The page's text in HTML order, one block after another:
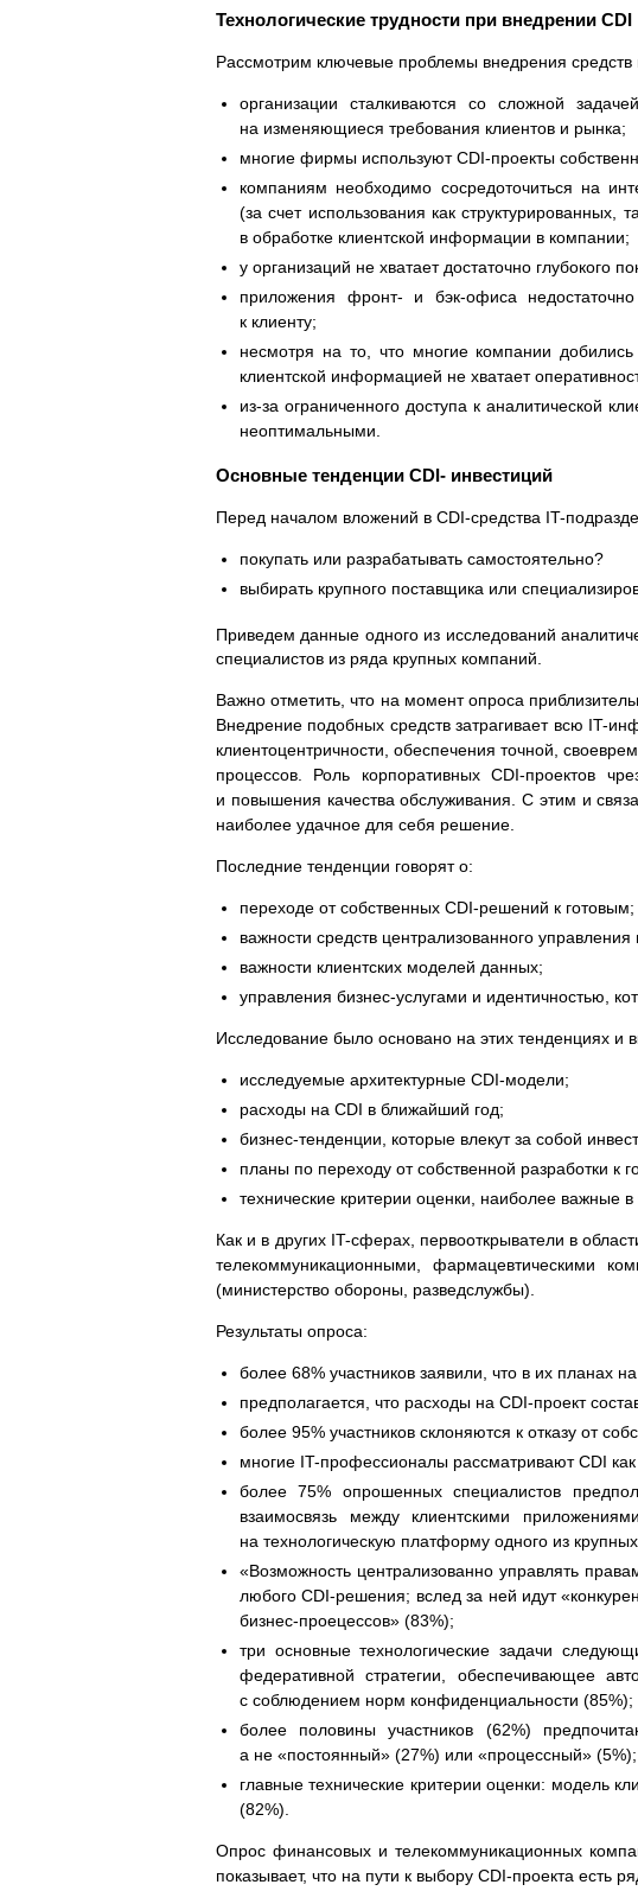
Технологические трудности при внедрении CDI
Рассмотрим ключевые проблемы внедрения
организации сталкиваются со сложной
на изменяющиеся требования клиентов и рынка;
многие фирмы используют CDI-проекты
компаниям необходимо сосредоточиться на
(за счет использования как
в обработке клиентской информации в компании;
у организаций не хватает достаточно глубокого
приложения фронт- и бэк-офиса
к клиенту;
несмотря на то, что многие компании
клиентской информацией не хватает
из-за ограниченного доступа к аналитической
неоптимальными.
Основные тенденции CDI- инвестиций
Перед началом вложений в CDI-средства IT-
покупать или разрабатывать самостоятельно?
выбирать крупного поставщика или
Приведем данные одного из исследований
специалистов из ряда крупных компаний.
Важно отметить, что на момент опроса
Внедрение подобных средств затрагивает всю IT-
клиентоцентричности, обеспечения точной,
процессов. Роль корпоративных CDI-проектов
и повышения качества обслуживания. С этим и
наиболее удачное для себя решение.
Последние тенденции говорят о:
переходе от собственных CDI-решений к готовым;
важности средств централизованного
важности клиентских моделей данных;
управления бизнес-услугами и идентичностью,
Исследование было основано на этих тенденциях и
исследуемые архитектурные CDI-модели;
расходы на CDI в ближайший год;
бизнес-тенденции, которые влекут за собой
планы по переходу от собственной разработки к
технические критерии оценки, наиболее важные в
Как и в других IT-сферах, первооткрыватели в
телекоммуникационными, фармацевтическими
(министерство обороны, разведслужбы).
Результаты опроса:
более 68% участников заявили, что в их планах
предполагается, что расходы на CDI-проект
более 95% участников склоняются к отказу от
многие IT-профессионалы рассматривают CDI
более 75% опрошенных специалистов
взаимосвязь между клиентскими
на технологическую платформу одного из
«Возможность централизованно управлять
любого CDI-решения; вслед за ней идут
бизнес-проецессов» (83%);
три основные технологические задачи
федеративной стратегии, обеспечивающее
с соблюдением норм конфиденциальности (85%);
более половины участников (62%)
а не «постоянный» (27%) или «процессный» (5%);
главные технические критерии оценки: модель
(82%).
Опрос финансовых и телекоммуникационных
показывает, что на пути к выбору CDI-проекта есть